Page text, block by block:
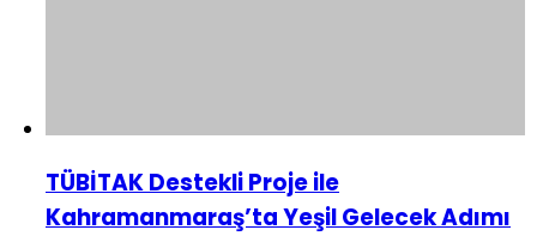
TÜBİTAK Destekli Proje ile
Kahramanmaraş’ta Yeşil Gelecek Adımı